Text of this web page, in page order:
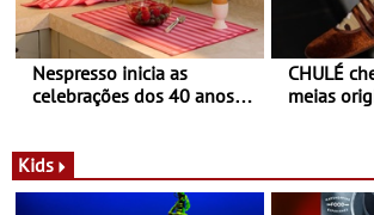
Nespresso inicia as
celebrações dos 40 anos
Novas - Edição limitada
Nespresso x Torres Novas
CHULÉ
meias
Shopping
Kids